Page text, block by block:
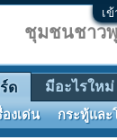
เ
ชุมชนชาว
ด
องเด่น กระทู้แล
มีอะไรใหม่